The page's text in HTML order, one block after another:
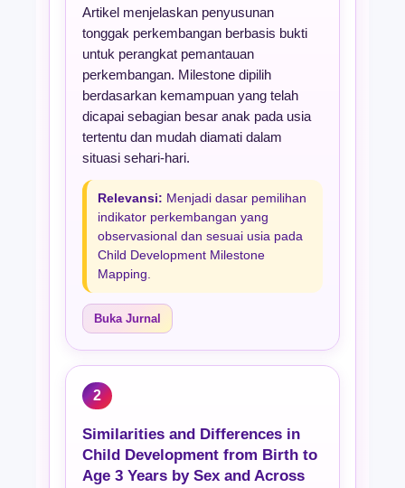
Artikel menjelaskan penyusunan
tonggak perkembangan berbasis bukti
untuk perangkat pemantauan
perkembangan. Milestone dipilih
berdasarkan kemampuan yang telah
dicapai sebagian besar anak pada usia
tertentu dan mudah diamati dalam
situasi sehari-hari.
Relevansi: Menjadi dasar pemilihan
indikator perkembangan yang
observasional dan sesuai usia pada
Child Development Milestone
Mapping.
Buka Jurnal
2
Similarities and Differences in
Child Development from Birth to
Age 3 Years by Sex and Across